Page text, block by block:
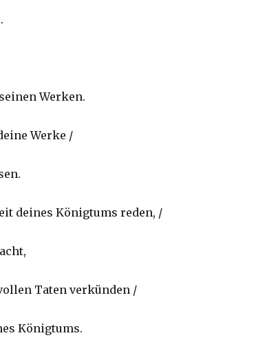
Werken.
Werke /
deines Königtums reden, /
Taten verkünden /
Königtums.